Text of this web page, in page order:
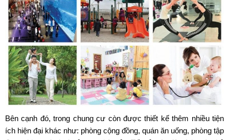
Bên cạnh đó, trong chung cư còn được thiết kế thêm nhiều tiện
ích hiện đại khác như: phòng cộng đồng, quán ăn uống, phòng tập